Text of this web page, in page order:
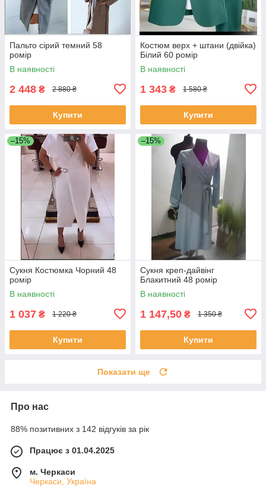
Пальто сірий темний 58
ромір
В наявності
2 448 ₴ 2 880 ₴
Купити
Костюм верх + штани (двійка)
Білий 60 ромір
В наявності
1 343 ₴ 1 580 ₴
Купити
–15%
Сукня Костюмка Чорний 48
ромір
В наявності
1 037 ₴ 1 220 ₴
Купити
–15%
Сукня креп-дайвінг
Блакитний 48 ромір
В наявності
1 147,50 ₴ 1 350 ₴
Купити
Показати ще
Про нас
88% позитивних з 142 відгуків за рік
Працює з 01.04.2025
м. Черкаси
Черкаси, Україна